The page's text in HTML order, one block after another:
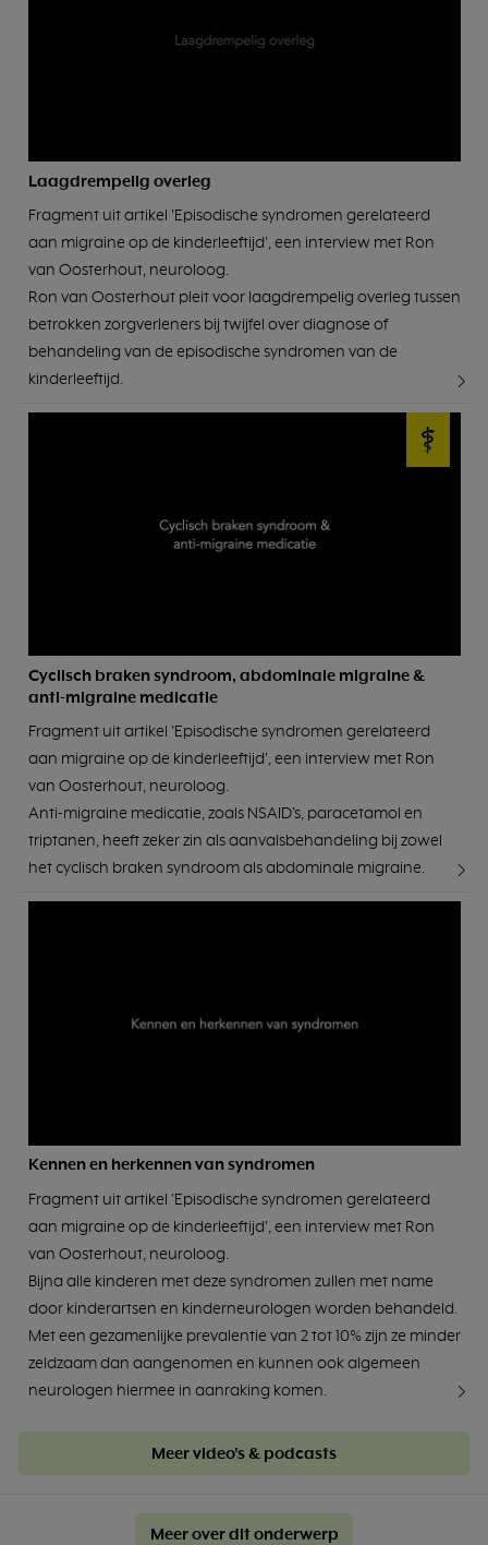
Laagdrempelig overleg
Fragment uit artikel 'Episodische syndromen gerelateerd
aan migraine op de kinderleeftijd', een interview met Ron
van Oosterhout, neuroloog.
Ron van Oosterhout pleit voor laagdrempelig overleg tussen
betrokken zorgverleners bij twijfel over diagnose of
behandeling van de episodische syndromen van de
kinderleeftijd.
Cyclisch braken syndroom, abdominale migraine &
anti-migraine medicatie
Fragment uit artikel 'Episodische syndromen gerelateerd
aan migraine op de kinderleeftijd', een interview met Ron
van Oosterhout, neuroloog.
Anti-migraine medicatie, zoals NSAID’s, paracetamol en
triptanen, heeft zeker zin als aanvalsbehandeling bij zowel
het cyclisch braken syndroom als abdominale migraine.
Kennen en herkennen van syndromen
Fragment uit artikel 'Episodische syndromen gerelateerd
aan migraine op de kinderleeftijd', een interview met Ron
van Oosterhout, neuroloog.
Bijna alle kinderen met deze syndromen zullen met name
door kinderartsen en kinderneurologen worden behandeld.
Met een gezamenlijke prevalentie van 2 tot 10% zijn ze minder
zeldzaam dan aangenomen en kunnen ook algemeen
neurologen hiermee in aanraking komen.
Meer video's & podcasts
Meer over dit onderwerp